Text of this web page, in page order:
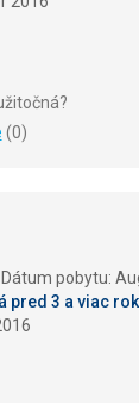
(0)
Dátum pobytu:
pred 3 a viac